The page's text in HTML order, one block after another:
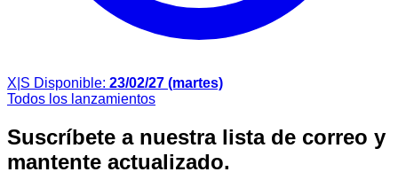
X|S Disponible: 23/02/27 (martes)
Todos los lanzamientos
Suscríbete a nuestra lista de correo y
mantente actualizado.